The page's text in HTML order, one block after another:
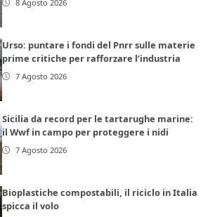
8 Agosto 2026
Urso: puntare i fondi del Pnrr sulle materie
prime critiche per rafforzare l’industria
7 Agosto 2026
Sicilia da record per le tartarughe marine:
il Wwf in campo per proteggere i nidi
7 Agosto 2026
Bioplastiche compostabili, il riciclo in Italia
spicca il volo